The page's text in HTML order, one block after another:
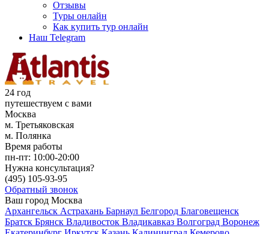
Отзывы
Туры онлайн
Как купить тур онлайн
Наш Telegram
24 год
путешествуем с вами
Москва
м. Третьяковская
м. Полянка
Время работы
пн-пт: 10:00-20:00
Нужна консультация?
(495) 105-93-95
Обратный звонок
Ваш город Москва
Архангельск Астрахань Барнаул Белгород Благовещенск
Братск Брянск Владивосток Владикавказ Волгоград Воронеж